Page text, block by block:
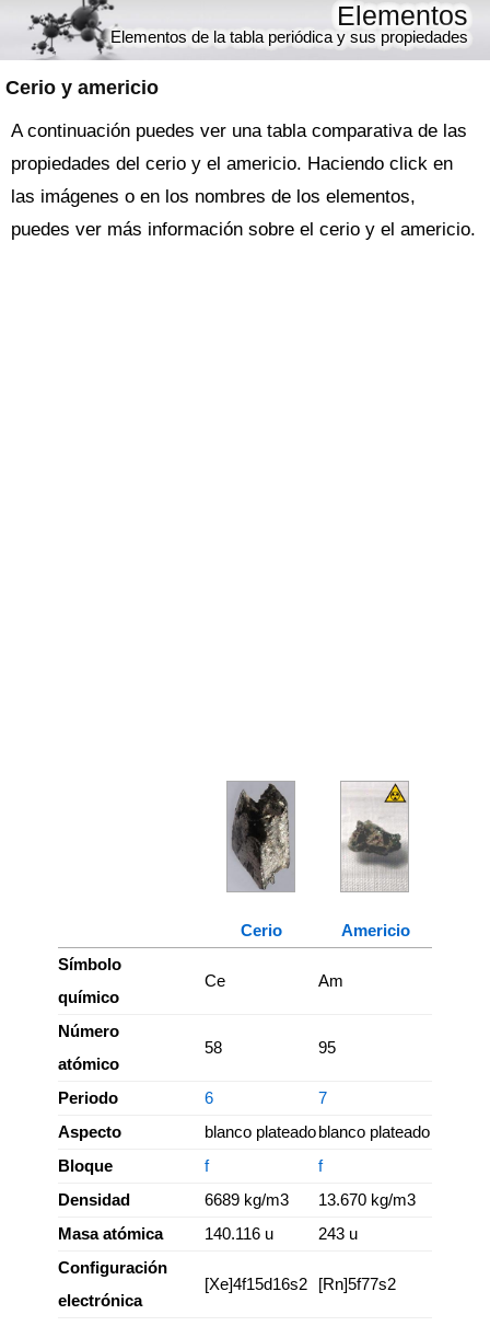
Cerio y americio
Elementos
Elementos de la tabla periódica y sus propiedades
A continuación puedes ver una tabla comparativa de las
propiedades del cerio y el americio. Haciendo click en
las imágenes o en los nombres de los elementos,
puedes ver más información sobre el cerio y el americio.
Cerio
Americio
Símbolo
químico
Ce Am
Número
atómico
58 95
Periodo 6
7
Aspecto
blanco plateadoblanco plateado
Bloque
f
f
Densidad
6689 kg/m3
13.670 kg/m3
Masa atómica
140.116 u
243 u
Configuración
electrónica
[Xe]4f15d16s2 [Rn]5f77s2